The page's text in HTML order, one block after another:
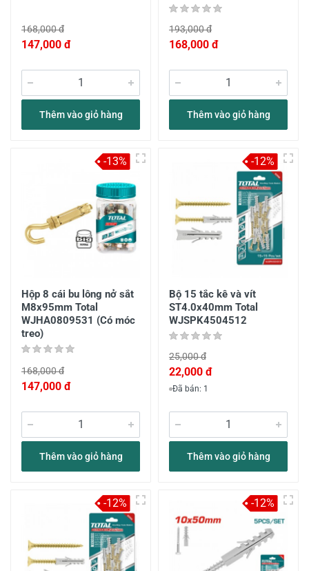
168,000 đ
147,000 đ
Thêm vào giỏ hàng
193,000 đ
168,000 đ
Thêm vào giỏ hàng
Hộp 8 cái bu lông nở sắt
M8x95mm Total
WJHA0809531 (Có móc
treo)
168,000 đ
147,000 đ
Thêm vào giỏ hàng
-13%
Bộ 15 tắc kê và vít
ST4.0x40mm Total
WJSPK4504512
25,000 đ
22,000 đ
Đã bán: 1
Thêm vào giỏ hàng
-12%
-12% -12%